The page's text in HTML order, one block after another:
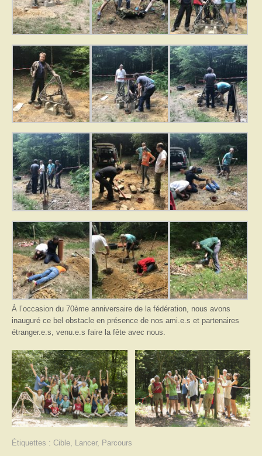
À l’occasion du 70ème anniversaire de la fédération, nous avons
inauguré ce bel obstacle en présence de nos ami.e.s et partenaires
étranger.e.s, venu.e.s faire la fête avec nous.
Étiquettes : Cible, Lancer, Parcours